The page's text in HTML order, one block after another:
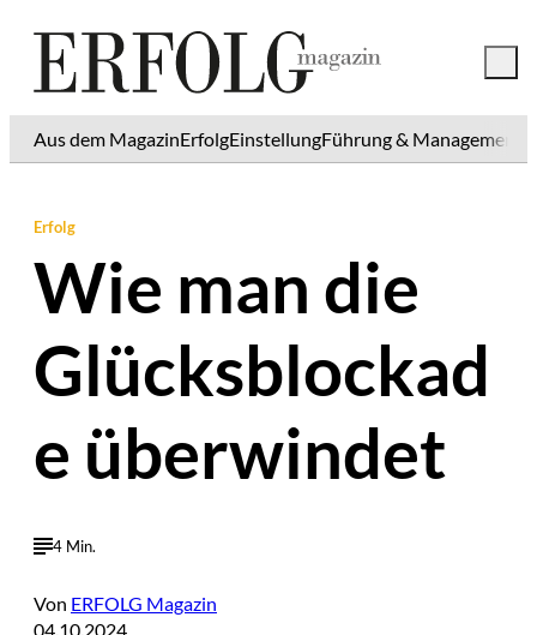
Aus dem MagazinErfolgEinstellungFührung & Management
Erfolg
Wie man die
Glücksblockad
e überwindet
4 Min.
Von ERFOLG Magazin
04.10.2024